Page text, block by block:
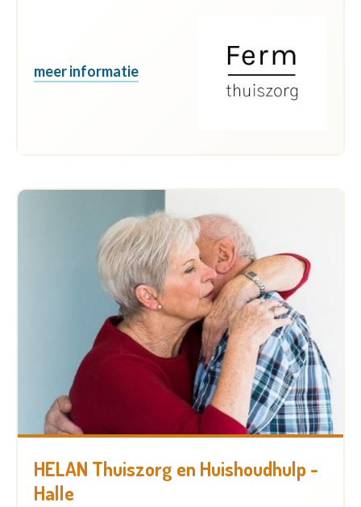
meer informatie
HELAN Thuiszorg en Huishoudhulp -
Halle